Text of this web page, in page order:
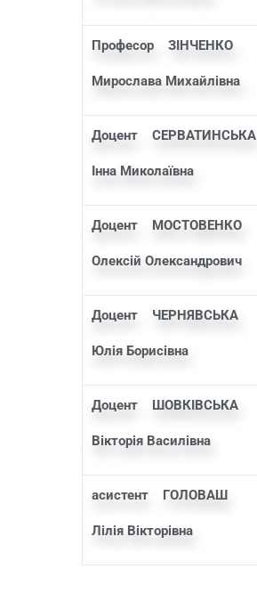
Професор ЗІНЧЕНКО
Мирослава Михайлівна
Доцент СЕРВАТИНСЬКА
Інна Миколаївна
Доцент МОСТОВЕНКО
Олексій Олександрович
Доцент ЧЕРНЯВСЬКА
Юлія Борисівна
Доцент ШОВКІВСЬКА
Вікторія Василівна
асистент ГОЛОВАШ
Лілія Вікторівна